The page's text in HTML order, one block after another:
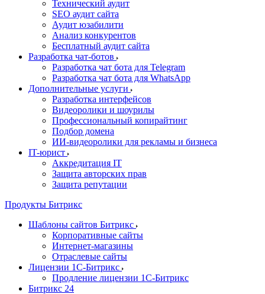
Технический аудит
SEO аудит сайта
Аудит юзабилити
Анализ конкурентов
Бесплатный аудит сайта
Разработка чат-ботов
Разработка чат бота для Telegram
Разработка чат бота для WhatsApp
Дополнительные услуги
Разработка интерфейсов
Видеоролики и шоурилы
Профессиональный копирайтинг
Подбор домена
ИИ-видеоролики для рекламы и бизнеса
IT-юрист
Аккредитация IT
Защита авторских прав
Защита репутации
Продукты Битрикс
Шаблоны сайтов Битрикс
Корпоративные сайты
Интернет-магазины
Отраслевые сайты
Лицензии 1С-Битрикс
Продление лицензии 1С-Битрикс
Битрикс 24